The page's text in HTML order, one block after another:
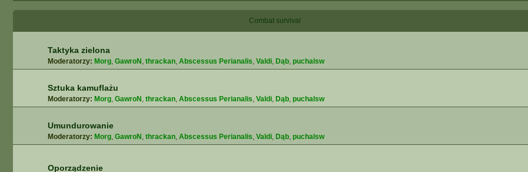
Combat survival
Taktyka zielona
Moderatorzy: Morg, GawroN, thrackan, Abscessus Perianalis, Valdi, Dąb, puchalsw
Sztuka kamuflażu
Moderatorzy: Morg, GawroN, thrackan, Abscessus Perianalis, Valdi, Dąb, puchalsw
Umundurowanie
Moderatorzy: Morg, GawroN, thrackan, Abscessus Perianalis, Valdi, Dąb, puchalsw
Oporządzenie